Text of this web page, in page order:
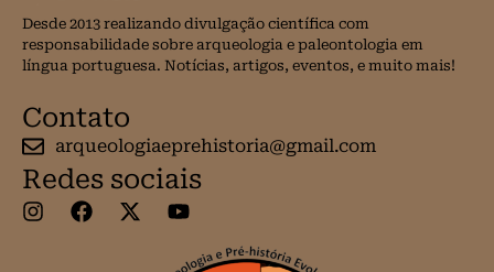
Desde 2013 realizando divulgação científica com
responsabilidade sobre arqueologia e paleontologia em
língua portuguesa. Notícias, artigos, eventos, e muito mais!
Contato
arqueologiaeprehistoria@gmail.com
Redes sociais